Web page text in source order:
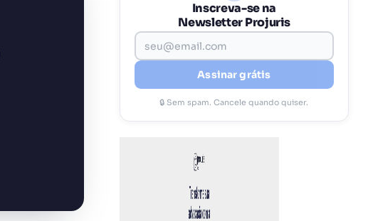
Inscreva-se na
Newsletter Projuris
Assinar grátis
🔒 Sem spam. Cancele quando quiser.